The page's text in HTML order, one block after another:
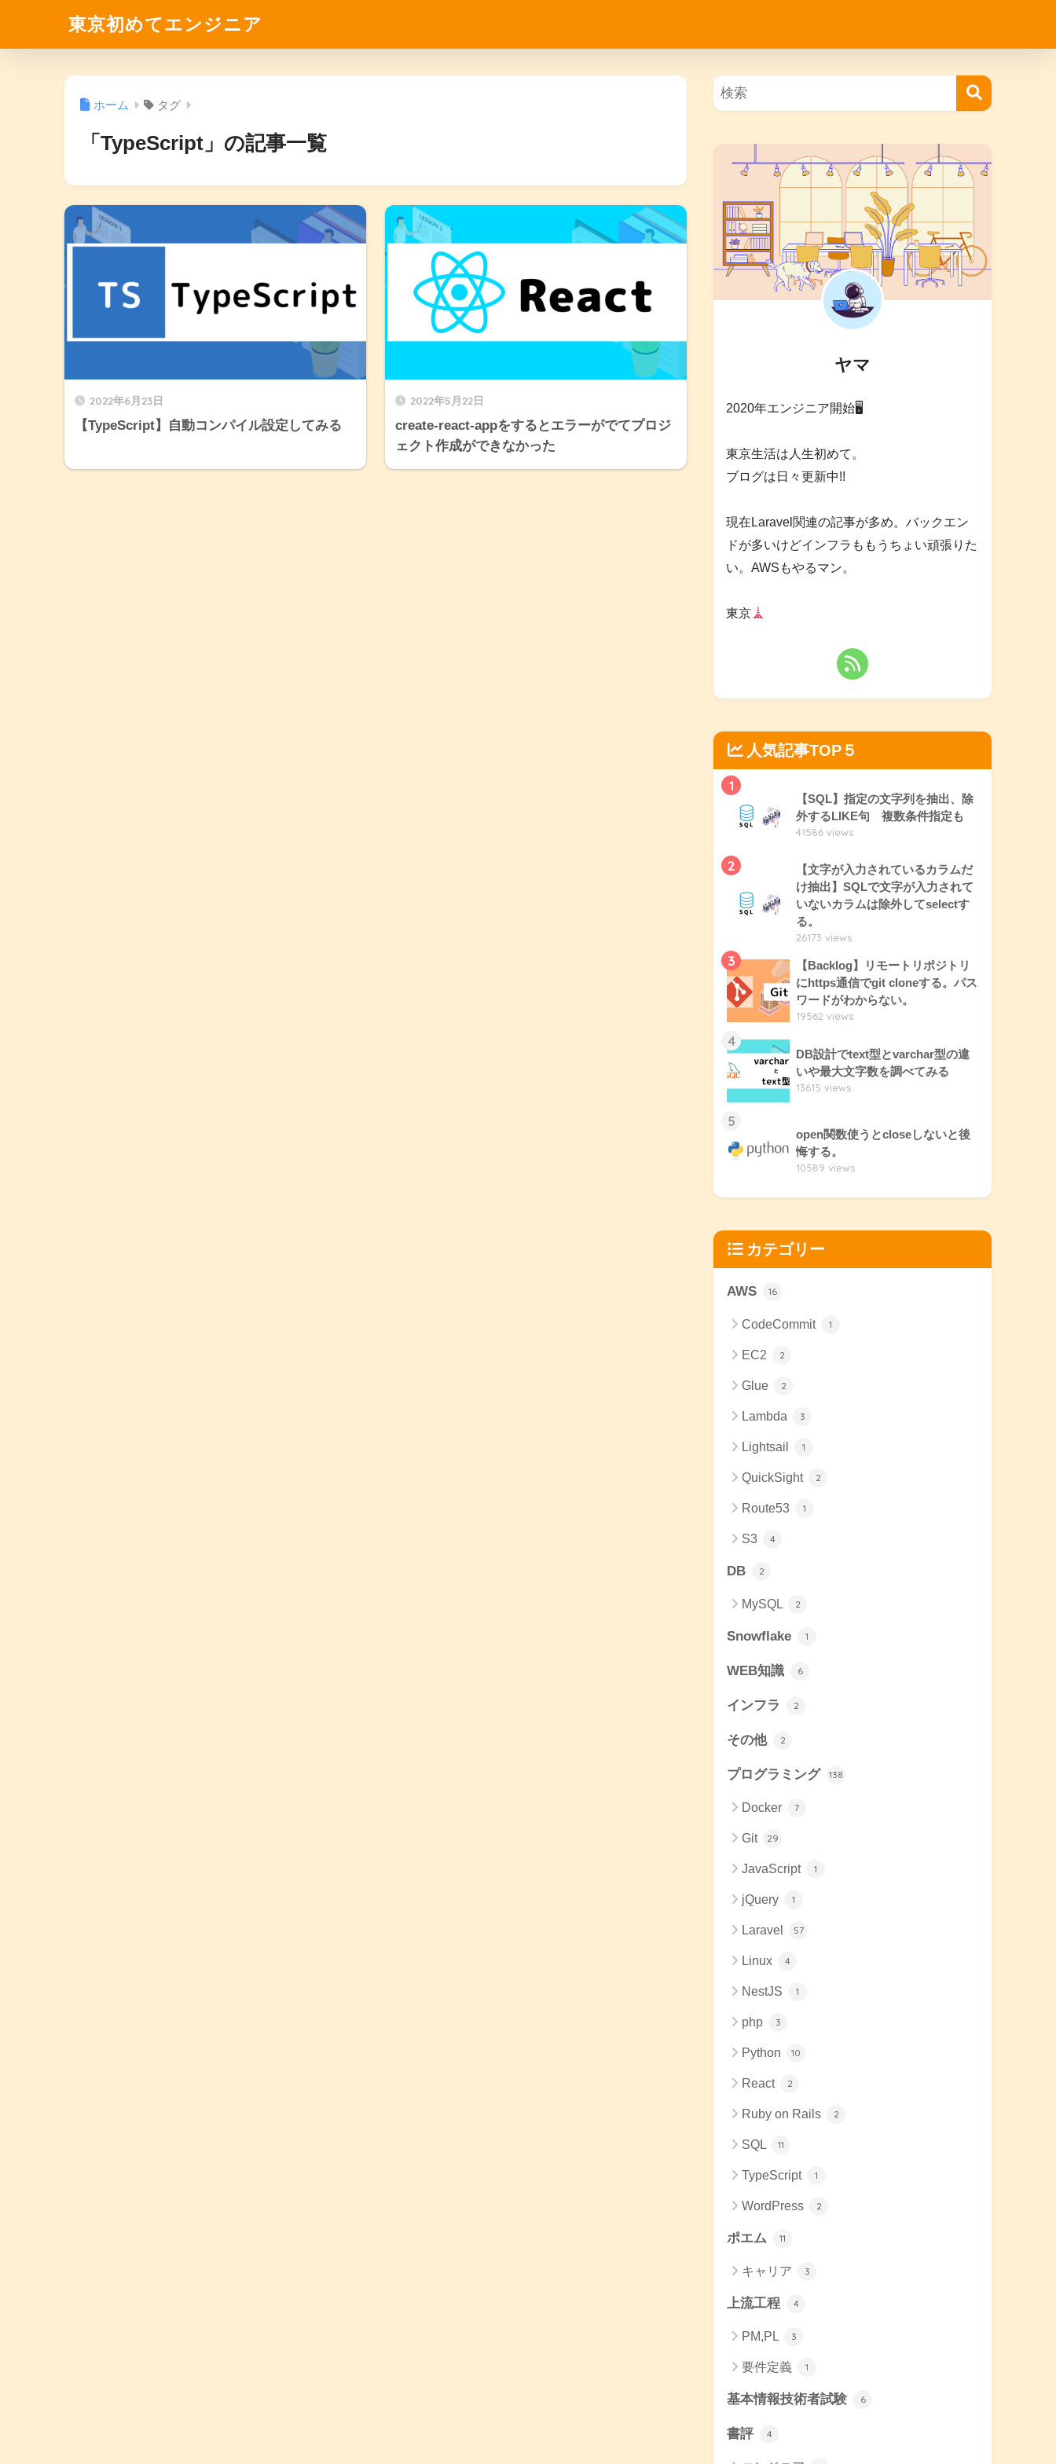
東京初めてエンジニア
ホーム タグ
「TypeScript」の記事一覧
2022年6月23日
【TypeScript】自動コンパイル設定してみる
2022年5月22日
create-react-appをするとエラーがでてプロジ
ェクト作成ができなかった
ヤマ
2020年エンジニア開始🖥
東京生活は人生初めて。
ブログは日々更新中!!
現在Laravel関連の記事が多め。バックエン
ドが多いけどインフラももうちょい頑張りた
い。AWSもやるマン。
東京
人気記事TOP５
1
【SQL】指定の文字列を抽出、除
外するLIKE句 複数条件指定も
41586 views
2
【文字が入力されているカラムだ
け抽出】SQLで文字が入力されて
いないカラムは除外してselectす
る。
26173 views
3
【Backlog】リモートリポジトリ
にhttps通信でgit cloneする。パス
ワードがわからない。
19562 views
4
DB設計でtext型とvarchar型の違
いや最大文字数を調べてみる
13615 views
5
open関数使うとcloseしないと後
悔する。
10589 views
カテゴリー
AWS 16
CodeCommit 1
EC2 2
Glue 2
Lambda 3
Lightsail 1
QuickSight 2
Route53 1
S3 4
DB 2
MySQL 2
Snowflake 1
WEB知識 6
インフラ 2
その他 2
プログラミング 138
Docker 7
Git 29
JavaScript 1
jQuery 1
Laravel 57
Linux 4
NestJS 1
php 3
Python 10
React 2
Ruby on Rails 2
SQL 11
TypeScript 1
WordPress 2
ポエム 11
キャリア 3
上流工程 4
PM,PL 3
要件定義 1
基本情報技術者試験 6
書評 4